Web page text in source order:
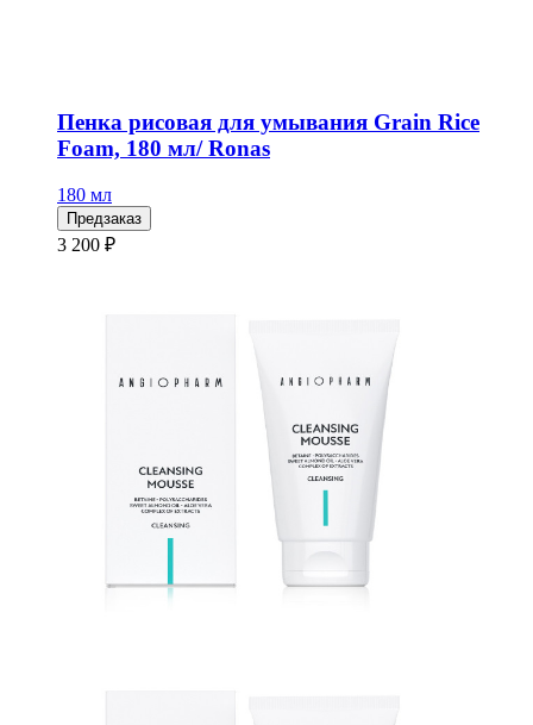
Пенка рисовая для умывания Grain Rice
Foam, 180 мл/ Ronas
180 мл
Предзаказ
3 200 ₽